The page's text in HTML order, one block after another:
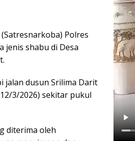
Polres
jenis shabu di Desa
jalan dusun Srilima Darit
3/2026) sekitar pukul
diterima oleh